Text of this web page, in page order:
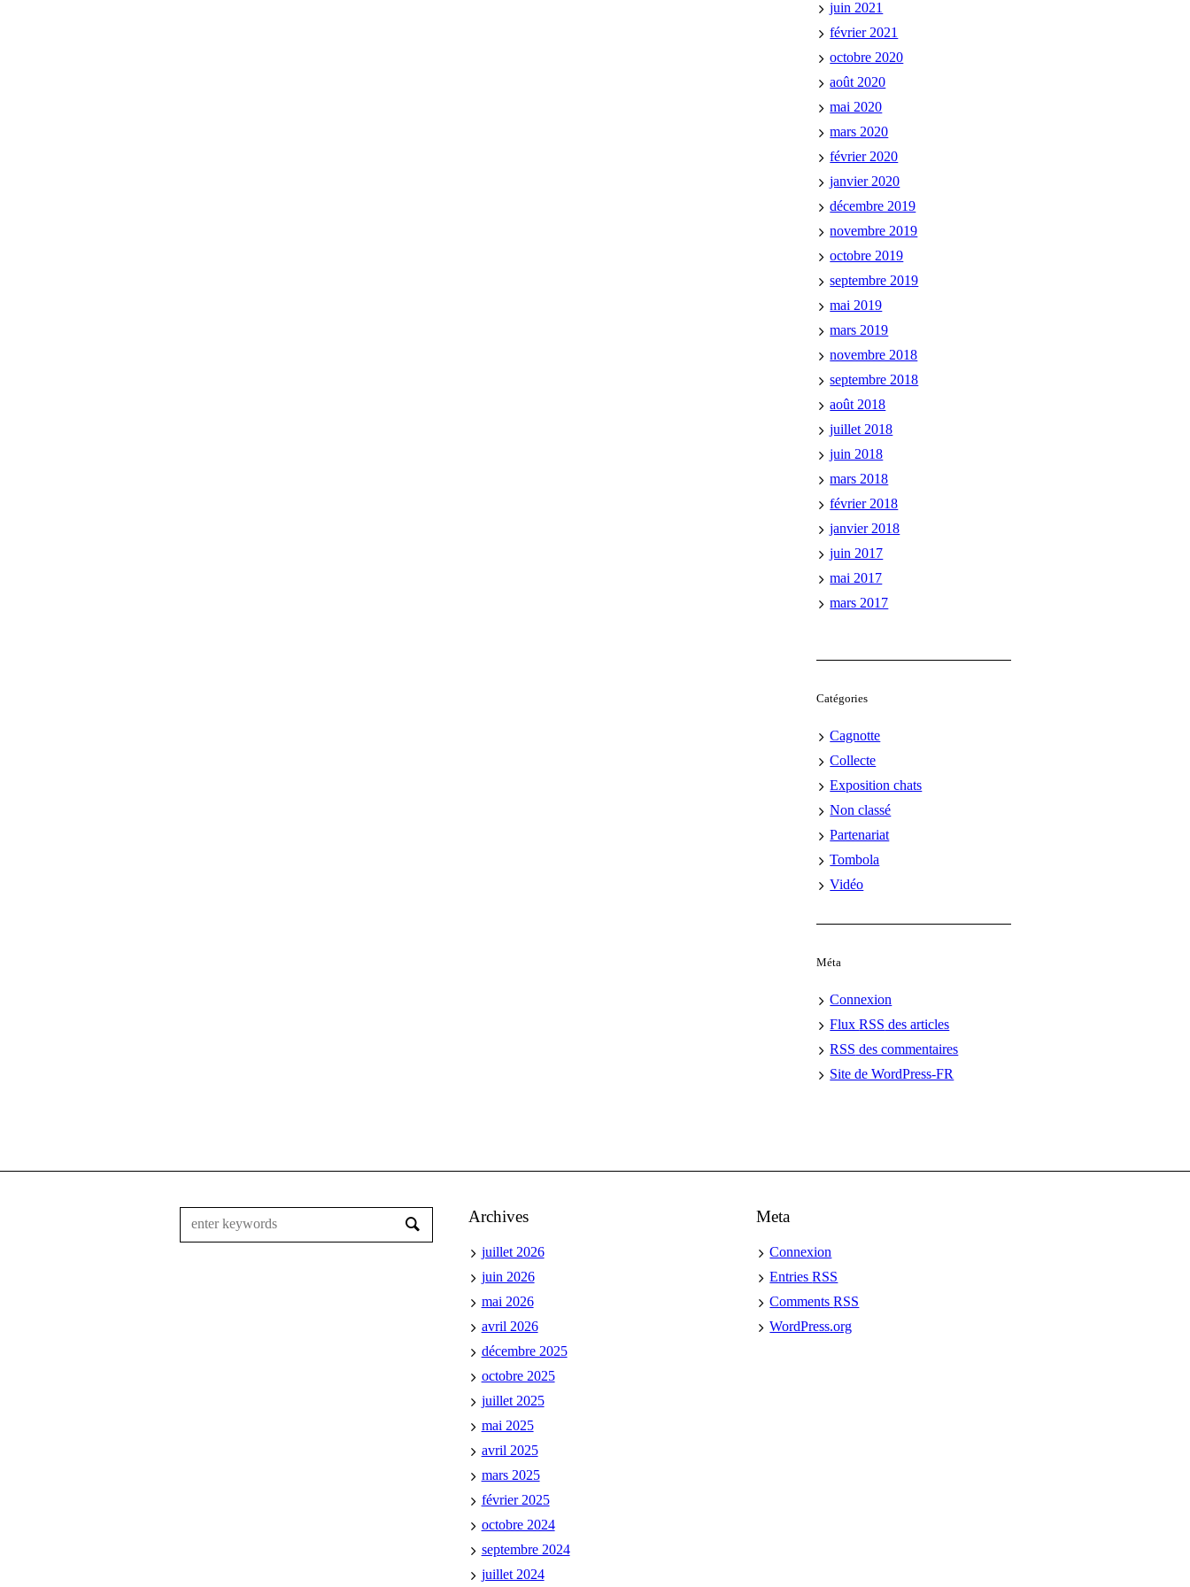
juin 2021
février 2021
octobre 2020
août 2020
mai 2020
mars 2020
février 2020
janvier 2020
décembre 2019
novembre 2019
octobre 2019
septembre 2019
mai 2019
mars 2019
novembre 2018
septembre 2018
août 2018
juillet 2018
juin 2018
mars 2018
février 2018
janvier 2018
juin 2017
mai 2017
mars 2017
Catégories
Cagnotte
Collecte
Exposition chats
Non classé
Partenariat
Tombola
Vidéo
Méta
Connexion
FluxRSS des articles
RSS des commentaires
Site de WordPress-FR
Archives
juillet 2026
juin 2026
mai 2026
avril 2026
décembre 2025
octobre 2025
juillet 2025
mai 2025
avril 2025
mars 2025
février 2025
octobre 2024
septembre 2024
juillet 2024
Meta
Connexion
EntriesRSS
CommentsRSS
WordPress.org